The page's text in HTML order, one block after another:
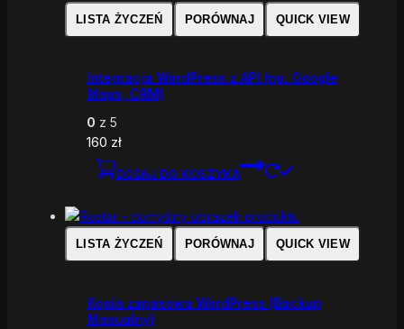
LISTA ŻYCZEŃ PORÓWNAJ QUICK VIEW
Integracja WordPress z API (np. Google
Maps, CRM)
0 z 5
160 zł
DODAJ DO KOSZYKA
LISTA ŻYCZEŃ PORÓWNAJ QUICK VIEW
Kopia zapasowa WordPress (Backup
Manualny)